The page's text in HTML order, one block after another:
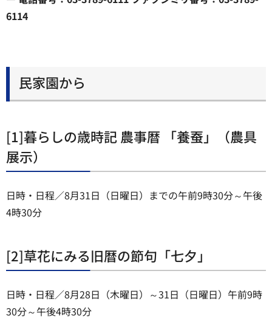
6114
民家園から
[1]暮らしの歳時記 農事暦 「養蚕」（農具
展示）
日時・日程／8月31日（日曜日）までの午前9時30分～午後
4時30分
[2]草花にみる旧暦の節句「七夕」
日時・日程／8月28日（木曜日）～31日（日曜日）午前9時
30分～午後4時30分